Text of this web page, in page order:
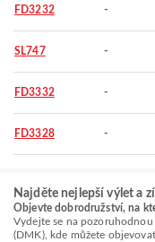
FD3232 -
SL747 -
FD3332 -
FD3328 -
Najděte nejlepší výlet a
Objevte dobrodružství, na
Vydejte se na
(DMK), kde můžete